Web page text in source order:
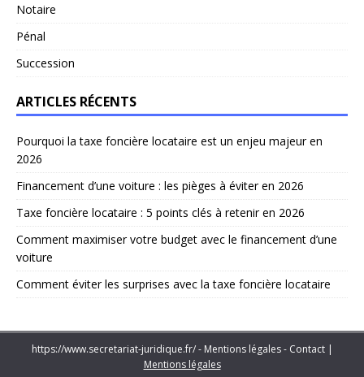
Notaire
Pénal
Succession
ARTICLES RÉCENTS
Pourquoi la taxe foncière locataire est un enjeu majeur en
2026
Financement d’une voiture : les pièges à éviter en 2026
Taxe foncière locataire : 5 points clés à retenir en 2026
Comment maximiser votre budget avec le financement d’une
voiture
Comment éviter les surprises avec la taxe foncière locataire
https://www.secretariat-juridique.fr/ - Mentions légales - Contact |
Mentions légales